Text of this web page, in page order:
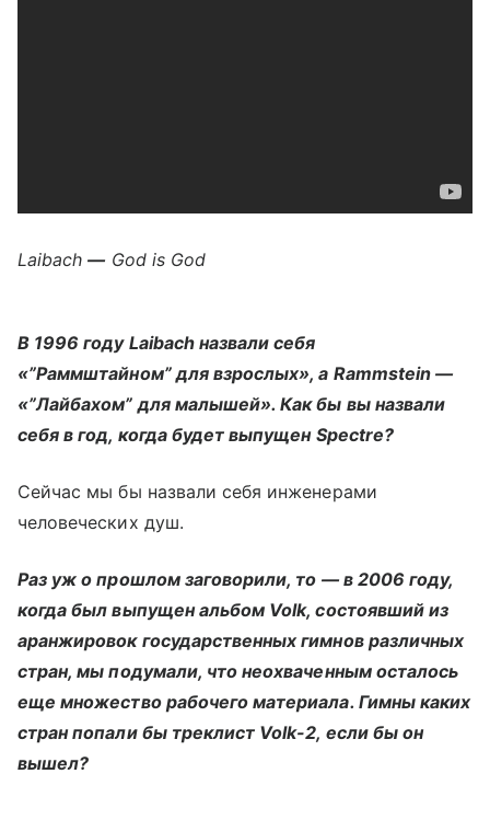
Laibach— God is God
В 1996 году Laibach назвали себя
«”Раммштайном” для взрослых», а Rammstein —
«”Лайбахом” для малышей». Как бы вы назвали
себя в год, когда будет выпущен Spectre?
Сейчас мы бы назвали себя инженерами
человеческих душ.
Раз уж о прошлом заговорили, то — в 2006 году,
когда был выпущен альбом Volk, состоявший из
аранжировок государственных гимнов различных
стран, мы подумали, что неохваченным осталось
еще множество рабочего материала. Гимны каких
стран попали бы треклист Volk-2, если бы он
вышел?